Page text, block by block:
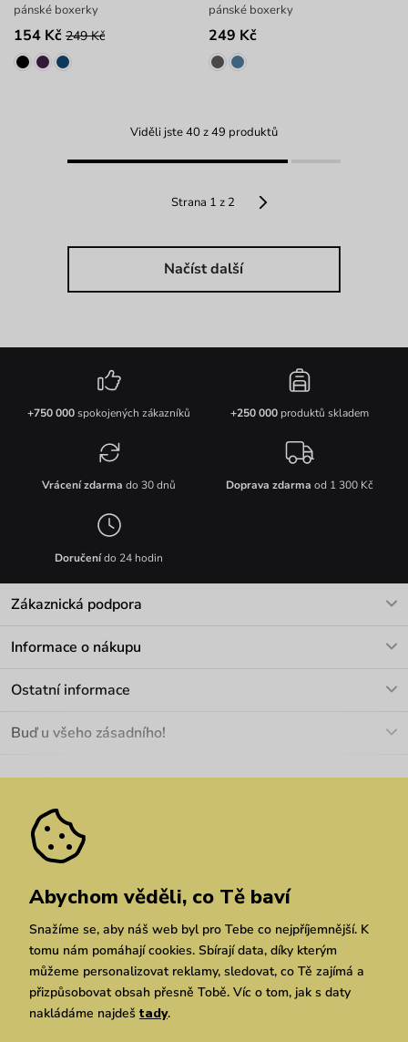
pánské boxerky
154 Kč 249 Kč
pánské boxerky
249 Kč
Viděli jste 40 z 49 produktů
Strana 1 z 2
Načíst další
+750 000spokojených zákazníků +250 000produktů skladem
Vrácení zdarma do 30 dnů Doprava zdarma od 1 300 Kč
Doručenído 24 hodin
Zákaznická podpora
Informace o nákupu
Materiály a údržba
Pozáruční opravy
Ostatní informace
Velkoobchod
We Care
Dárkové poukazy
Vuchlook
Prodejny
Praha Brno Chrudim
Buď u všeho zásadního!
Zásady ochrany osobních údajů
Abychom věděli, co Tě baví
Snažíme se, aby náš web byl pro Tebe co nejpříjemnější. K
tomu nám pomáhají cookies. Sbírají data, díky kterým
můžeme personalizovat reklamy, sledovat, co Tě zajímá a
přizpůsobovat obsah přesně Tobě. Víc o tom, jak s daty
nakládáme najdeš tady.